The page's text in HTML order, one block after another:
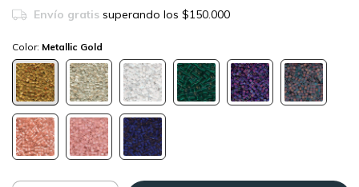
Envío gratis superando los $150.000
Color: Metallic Gold